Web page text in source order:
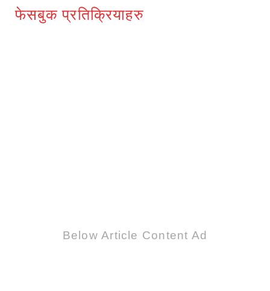
फेसबुक प्रतिक्रियाहरु
Below Article Content Ad